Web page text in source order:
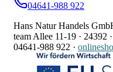
04641-988 922
Hans Natur Handels
team Allee 11-19 · 24392 ·
04641-988 922 ·